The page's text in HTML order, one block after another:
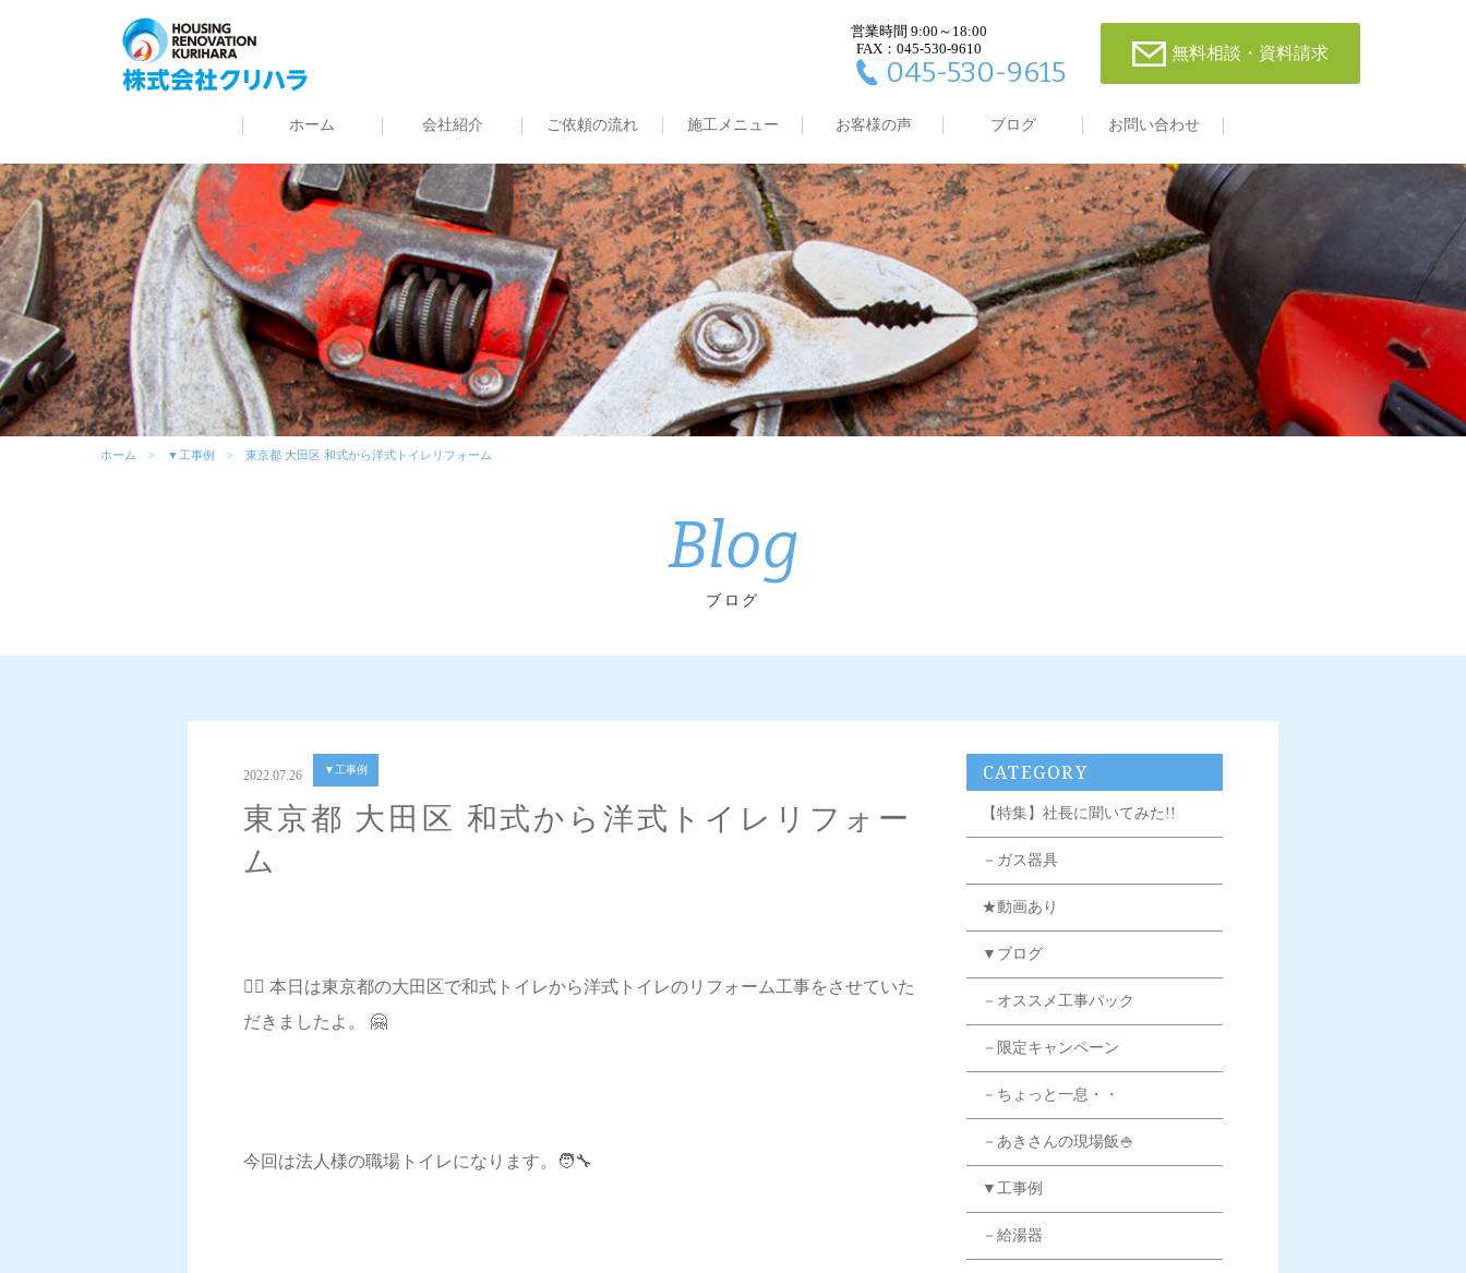
営業時間 9:00～18:00
FAX：045-530-9610
045-530-9615
無料相談・資料請求
ホーム 会社紹介 ご依頼の流れ 施工メニュー お客様の声 ブログ お問い合わせ
ホーム ▼工事例 東京都 大田区 和式から洋式トイレリフォーム
Blog
ブログ
2022.07.26 ▼工事例
東京都 大田区 和式から洋式トイレリフォー
ム
💁‍♀️ 本日は東京都の大田区で和式トイレから洋式トイレのリフォーム工事をさせていた
だきましたよ。 🤗
今回は法人様の職場トイレになります。🧑‍🔧
CATEGORY
【特集】社長に聞いてみた!!
－ガス器具
★動画あり
▼ブログ
－オススメ工事パック
－限定キャンペーン
－ちょっと一息・・
－あきさんの現場飯🍚
▼工事例
－給湯器